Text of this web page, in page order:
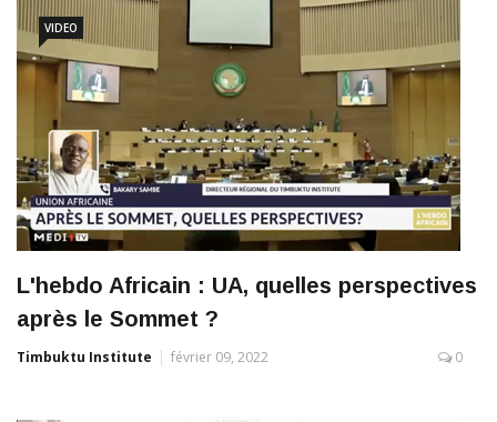
VIDEO
L'hebdo Africain : UA, quelles perspectives
après le Sommet ?
Timbuktu Institute février 09, 2022 0